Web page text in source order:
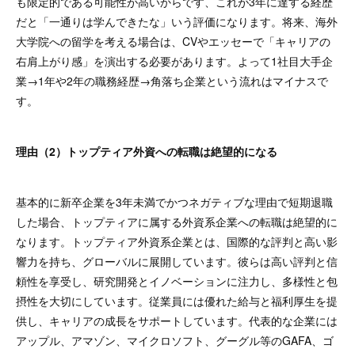
だと「一通りは学んできたな」いう評価になります。将来、海外
大学院への留学を考える場合は、CVやエッセーで「キャリアの
右肩上がり感」を演出する必要があります。よって1社目大手企
業→1年や2年の職務経歴→角落ち企業という流れはマイナスで
す。
理由（2）トップティア外資への転職は絶望的になる
基本的に新卒企業を3年未満でかつネガティブな理由で短期退職
した場合、トップティアに属する外資系企業への転職は絶望的に
なります。トップティア外資系企業とは、国際的な評判と高い影
響力を持ち、グローバルに展開しています。彼らは高い評判と信
頼性を享受し、研究開発とイノベーションに注力し、多様性と包
摂性を大切にしています。従業員には優れた給与と福利厚生を提
供し、キャリアの成長をサポートしています。代表的な企業には
アップル、アマゾン、マイクロソフト、グーグル等のGAFA、ゴ